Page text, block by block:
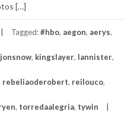
[…]
Tagged:#hbo, aegon, aerys,
jonsnow, kingslayer, lannister,
rebeliaoderobert, reilouco,
, torredaalegria, tywin